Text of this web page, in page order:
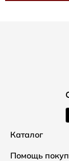
Каталог
Новинки
Помощь